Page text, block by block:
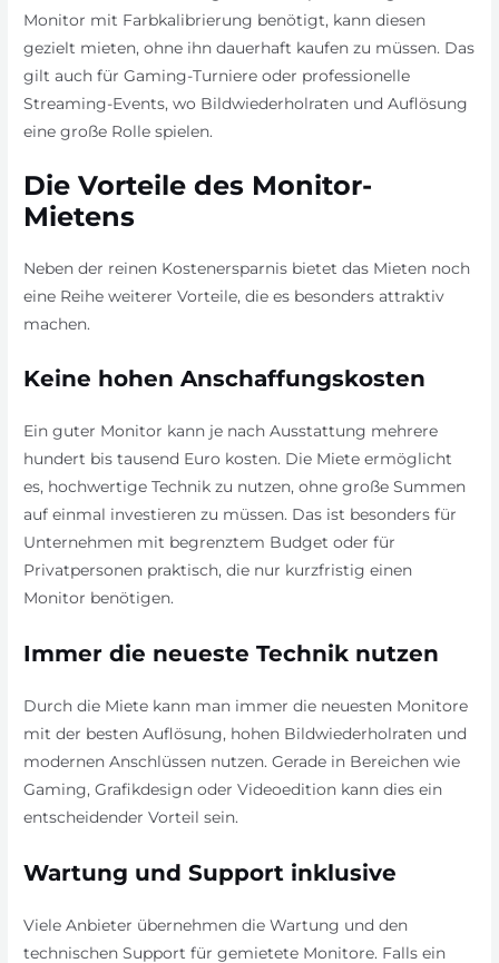
Monitor mit Farbkalibrierung benötigt, kann diesen
gezielt mieten, ohne ihn dauerhaft kaufen zu müssen. Das
gilt auch für Gaming-Turniere oder professionelle
Streaming-Events, wo Bildwiederholraten und Auflösung
eine große Rolle spielen.
Die Vorteile des Monitor-
Mietens
Neben der reinen Kostenersparnis bietet das Mieten noch
eine Reihe weiterer Vorteile, die es besonders attraktiv
machen.
Keine hohen Anschaffungskosten
Ein guter Monitor kann je nach Ausstattung mehrere
hundert bis tausend Euro kosten. Die Miete ermöglicht
es, hochwertige Technik zu nutzen, ohne große Summen
auf einmal investieren zu müssen. Das ist besonders für
Unternehmen mit begrenztem Budget oder für
Privatpersonen praktisch, die nur kurzfristig einen
Monitor benötigen.
Immer die neueste Technik nutzen
Durch die Miete kann man immer die neuesten Monitore
mit der besten Auflösung, hohen Bildwiederholraten und
modernen Anschlüssen nutzen. Gerade in Bereichen wie
Gaming, Grafikdesign oder Videoedition kann dies ein
entscheidender Vorteil sein.
Wartung und Support inklusive
Viele Anbieter übernehmen die Wartung und den
technischen Support für gemietete Monitore. Falls ein